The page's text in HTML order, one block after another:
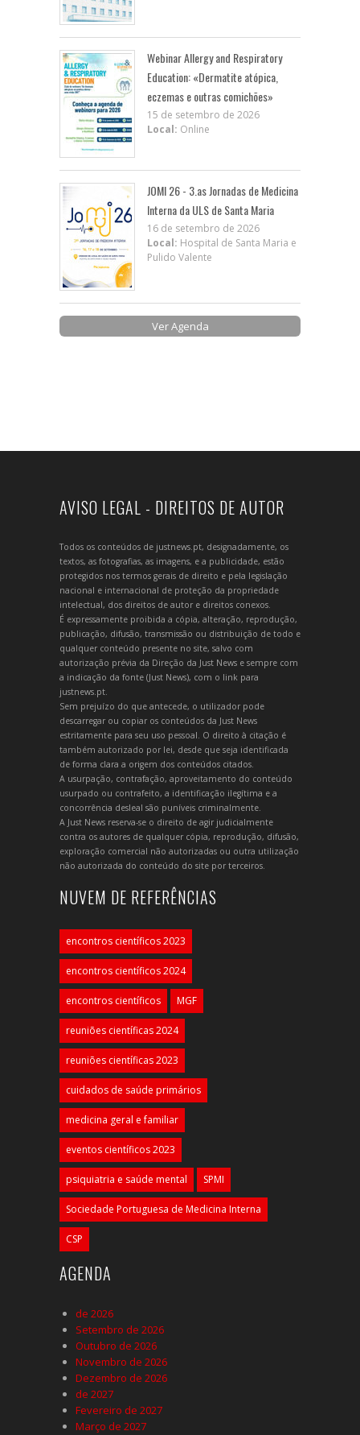
Webinar Allergy and Respiratory
Education: «Dermatite atópica,
eczemas e outras comichões»
15 de setembro de 2026
Local: Online
JOMI 26 - 3.as Jornadas de Medicina
Interna da ULS de Santa Maria
16 de setembro de 2026
Local: Hospital de Santa Maria e
Pulido Valente
Ver Agenda
AVISO LEGAL - DIREITOS DE AUTOR
Todos os conteúdos de justnews.pt, designadamente, os
textos, as fotografias, as imagens, e a publicidade, estão
protegidos nos termos gerais de direito e pela legislação
nacional e internacional de proteção da propriedade
intelectual, dos direitos de autor e direitos conexos.
É expressamente proibida a cópia, alteração, reprodução,
publicação, difusão, transmissão ou distribuição de todo e
qualquer conteúdo presente no site, salvo com
autorização prévia da Direção da Just News e sempre com
a indicação da fonte (Just News), com o link para
justnews.pt.
Sem prejuízo do que antecede, o utilizador pode
descarregar ou copiar os conteúdos da Just News
estritamente para seu uso pessoal. O direito à citação é
também autorizado por lei, desde que seja identificada
de forma clara a origem dos conteúdos citados.
A usurpação, contrafação, aproveitamento do conteúdo
usurpado ou contrafeito, a identificação ilegítima e a
concorrência desleal são puníveis criminalmente.
A Just News reserva-se o direito de agir judicialmente
contra os autores de qualquer cópia, reprodução, difusão,
exploração comercial não autorizadas ou outra utilização
não autorizada do conteúdo do site por terceiros.
NUVEM DE REFERÊNCIAS
encontros científicos 2023
encontros científicos 2024
encontros científicos MGF
reuniões científicas 2024
reuniões científicas 2023
cuidados de saúde primários
medicina geral e familiar
eventos científicos 2023
psiquiatria e saúde mental SPMI
Sociedade Portuguesa de Medicina Interna
CSP
AGENDA
de 2026
Setembro de 2026
Outubro de 2026
Novembro de 2026
Dezembro de 2026
de 2027
Fevereiro de 2027
Março de 2027